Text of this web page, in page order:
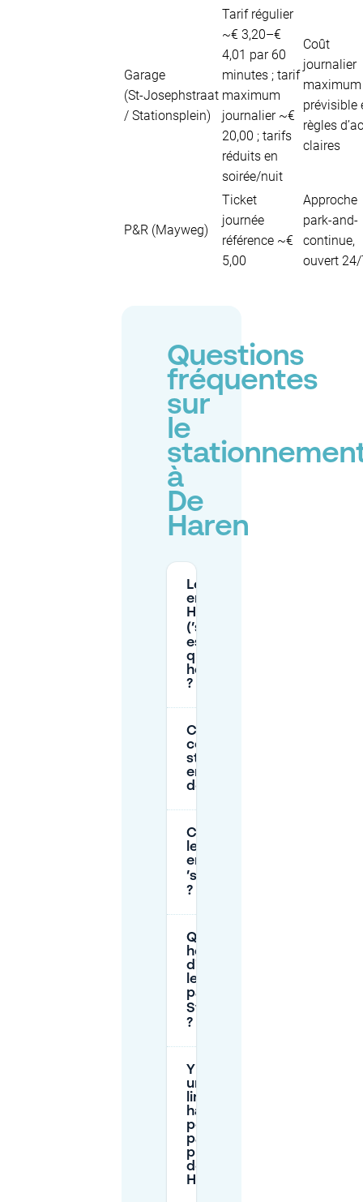
Garage
(St‑Josephstraat
/ Stationsplein)
Tarif régulier
~€ 3,20–€
4,01 par 60
minutes ; tarif
maximum
journalier ~€
20,00 ; tarifs
réduits en
soirée/nuit
Coût
journalier
maximum
prévisible
règles
claires
P&R (Mayweg)
Ticket
journée
référence ~€
5,00
Approche
park-and-
continue,
ouvert
Questions
fréquentes
sur
le
à
De
Haren
Le stationnement
en voirie à De
Haren
(’s‑Hertogenbosch)
est-il payant, et
quelles sont les
heures applicables
?
Combien
coûte le
stationnement
en voirie près
de De Haren ?
Comment payer
le stationnement
en voirie à
’s‑Hertogenbosch
?
Quelles sont les
heures
d'ouverture et
les tarifs du
parking
St‑Josephstraat
?
Y a-t-il
une
limite de
hauteur
pour les
parkings
proches
de De
Haren ?